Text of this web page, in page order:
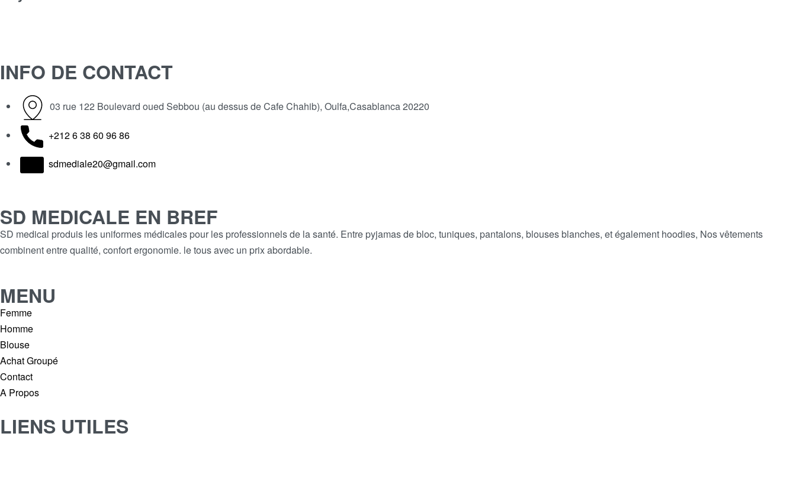
INFO DE CONTACT
03 rue 122 Boulevard oued Sebbou (au dessus de Cafe Chahib), Oulfa,Casablanca 20220
+212 6 38 60 96 86
sdmediale20@gmail.com
SD MEDICALE EN BREF
SD medical produis les uniformes médicales pour les professionnels de la santé. Entre pyjamas de bloc, tuniques, pantalons, blouses blanches, et également hoodies, Nos vêtements
combinent entre qualité, confort ergonomie. le tous avec un prix abordable.
MENU
Femme
Homme
Blouse
Achat Groupé
Contact
A Propos
LIENS UTILES